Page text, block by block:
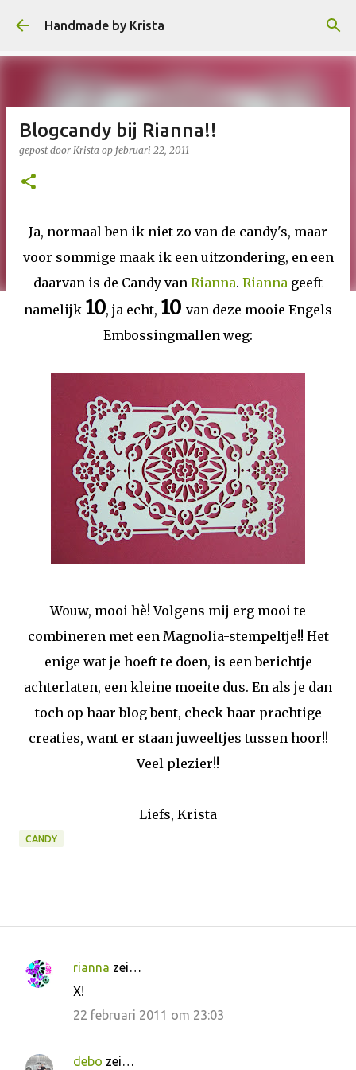
Doorgaan naar hoofdcontent
Handmade by Krista
Blogcandy bij Rianna!!
gepost door Krista op februari 22, 2011
Ja, normaal ben ik niet zo van de candy's, maar
voor sommige maak ik een uitzondering, en een
daarvan is de Candy van Rianna. Rianna geeft
namelijk 10, ja echt, 10 van deze mooie Engels
Embossingmallen weg:
Wouw, mooi hè! Volgens mij erg mooi te
combineren met een Magnolia-stempeltje!! Het
enige wat je hoeft te doen, is een berichtje
achterlaten, een kleine moeite dus. En als je dan
toch op haar blog bent, check haar prachtige
creaties, want er staan juweeltjes tussen hoor!!
Veel plezier!!
Liefs, Krista
CANDY
R
t
rianna zei…
X!
22 februari 2011 om 23:03
debo zei…